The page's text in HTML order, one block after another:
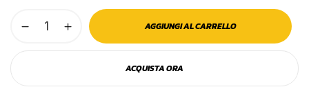
Coprisedile
in
AGGIUNGI AL CARRELLO
ACQUISTA ORA
questo browser per la prossima volta che
commento.